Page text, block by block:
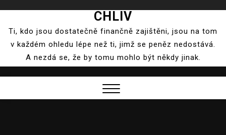
content
CHLIV
Ti, kdo jsou dostatečně finančně zajištěni, jsou na tom
v každém ohledu lépe než ti, jimž se peněz nedostává.
A nezdá se, že by tomu mohlo být někdy jinak.